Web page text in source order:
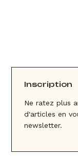
Inscription
Ne ratez plus
d'articles en
newsletter.